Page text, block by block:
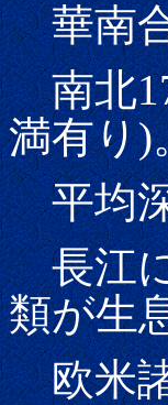
華南
南北
満有り)
平均深
長江に
類が生
欧米諸